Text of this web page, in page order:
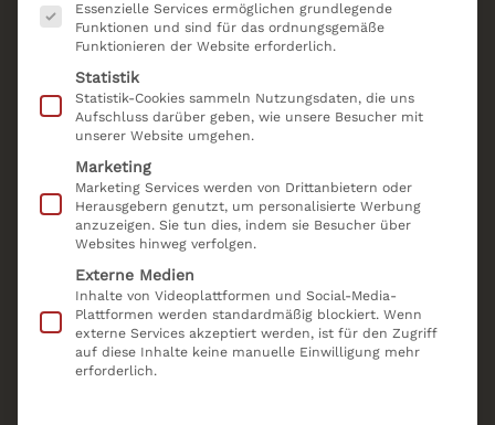
Schreiben Sie uns
Aufgrund hoher Auslastung, benötigen wir
4 Werktage
schnelleres Feedback rufen Sie uns gerne an.
Bitte prüfen Sie Ihren Spam-Ordner, falls Sie
keine Antwort erhalten und fügen Sie
praxis@trueaesthetics.de
Adressbuch hinzu.
Essenzielle Services ermöglichen grundlegende
Funktionen und sind für das ordnungsgemäße
Funktionieren der Website erforderlich.
Statistik
Statistik-Cookies sammeln Nutzungsdaten, die uns
Aufschluss darüber geben, wie unsere Besucher mit
unserer Website umgehen.
Marketing
Marketing Services werden von Drittanbietern oder
Herausgebern genutzt, um personalisierte Werbung
anzuzeigen. Sie tun dies, indem sie Besucher über
Websites hinweg verfolgen.
Externe Medien
Inhalte von Videoplattformen und Social-Media-
Plattformen werden standardmäßig blockiert. Wenn
externe Services akzeptiert werden, ist für den Zugriff
auf diese Inhalte keine manuelle Einwilligung mehr
erforderlich.